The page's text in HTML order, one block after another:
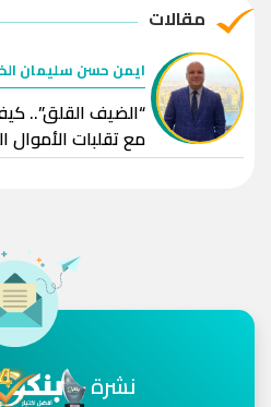
مقالات
ايمن حسن سليمان
“الضيف القلق”..
مع تقلبات الأموال
نشرة